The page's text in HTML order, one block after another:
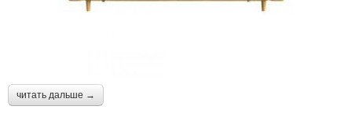
читать дальше →